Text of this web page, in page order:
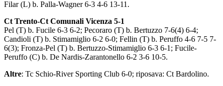
Filar (L) b. Palla-Wagner 6-3 4-6 13-11.
Ct Trento-Ct Comunali Vicenza 5-1
Pel (T) b. Fucile 6-3 6-2; Pecoraro (T) b. Bertuzzo 7-6(4) 6-4;
Candioli (T) b. Stimamiglio 6-2 6-0; Fellin (T) b. Peruffo 4-6 7-5 7-
6(3); Fronza-Pel (T) b. Bertuzzo-Stimamiglio 6-3 6-1; Fucile-
Peruffo (C) b. De Nardis-Zarantonello 6-2 3-6 10-5.
Altre: Tc Schio-River Sporting Club 6-0; riposava: Ct Bardolino.